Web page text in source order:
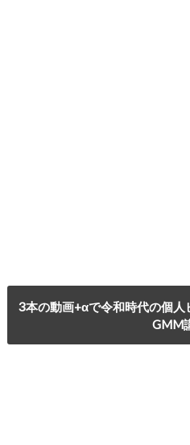
3本の動画+αで令和時代の個
GMM